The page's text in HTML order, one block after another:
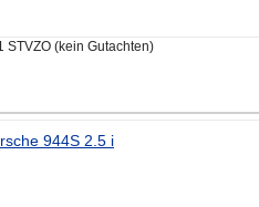
STVZO (kein Gutachten)
944S 2.5 i